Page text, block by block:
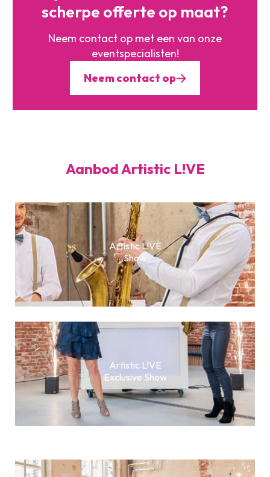
scherpe offerte op maat?
Neem contact op met een van onze
eventspecialisten!
Neem contact op
Aanbod Artistic L!VE
Artistic L!VE
Show
Artistic L!VE
Exclusive Show